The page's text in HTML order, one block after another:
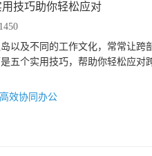
技巧助你轻松应对
以及不同的工作文化，常常让跨
五个实用技巧，帮助你轻松应对
高效协同办公